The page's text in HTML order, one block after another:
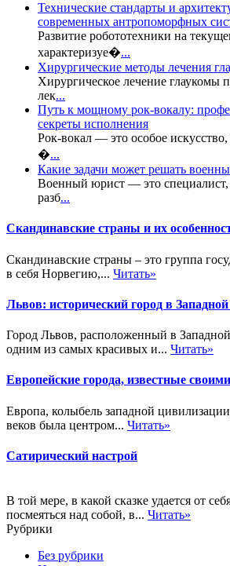
Технические стандарты и
современных антропоморфных
Развитие робототехники на
характеризуе�...
Хирургические методы лечения
Хирургическое лечение глаукомы
лек...
Путь к мощному рок-вокалу:
секреты исполнения
Рок-вокал — это особое
�...
Какие задачи может решать
Военный юрист — это специалист,
разб...
Скандинавские страны и их
Скандинавские страны – это группа
в себя Норвегию,... Читать»
Львов: исторический город в
Город Львов, расположенный в
одним из самых красивых и... Читать»
Европейские города, известные
Европа, колыбель западной
веков была центром... Читать»
Сатирический настрой
В той мере, в какой сказке удается от
посмеяться над собой, в... Читать»
Рубрики
Без рубрики